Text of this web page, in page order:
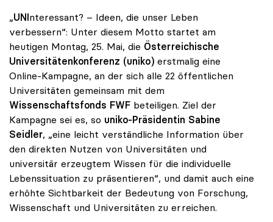
„UNInteressant? – Ideen, die unser Leben
verbessern“: Unter diesem Motto startet am
heutigen Montag, 25. Mai, die Österreichische
Universitätenkonferenz (uniko) erstmalig eine
Online-Kampagne, an der sich alle 22 öffentlichen
Universitäten gemeinsam mit dem
Wissenschaftsfonds FWF beteiligen. Ziel der
Kampagne sei es, so uniko-Präsidentin Sabine
Seidler, „eine leicht verständliche Information über
den direkten Nutzen von Universitäten und
universitär erzeugtem Wissen für die individuelle
Lebenssituation zu präsentieren“, und damit auch eine
erhöhte Sichtbarkeit der Bedeutung von Forschung,
Wissenschaft und Universitäten zu erreichen.